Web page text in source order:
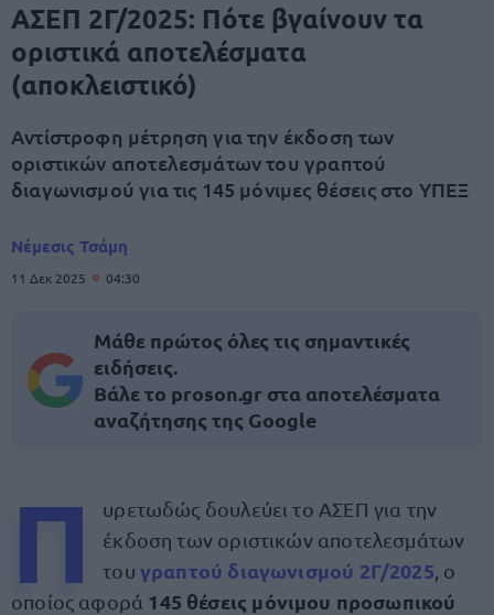
ΑΣΕΠ 2Γ/2025: Πότε βγαίνουν τα
οριστικά αποτελέσματα
(αποκλειστικό)
Αντίστροφη μέτρηση για την έκδοση των
οριστικών αποτελεσμάτων του γραπτού
διαγωνισμού για τις 145 μόνιμες θέσεις στο ΥΠΕΞ
Νέμεσις Τσάμη
11 Δεκ 2025 04:30
Μάθε πρώτος όλες τις σημαντικές
ειδήσεις.
Βάλε το proson.gr στα αποτελέσματα
αναζήτησης της Google
Π
υρετωδώς δουλεύει το ΑΣΕΠ για την
έκδοση των οριστικών αποτελεσμάτων
του γραπτού διαγωνισμού 2Γ/2025 , ο
οποίος αφορά 145 θέσεις μόνιμου προσωπικού